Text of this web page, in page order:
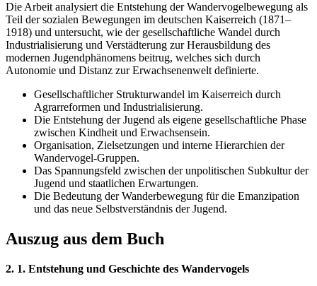
Die Arbeit analysiert die Entstehung der Wandervogelbewegung als
Teil der sozialen Bewegungen im deutschen Kaiserreich (1871–
1918) und untersucht, wie der gesellschaftliche Wandel durch
Industrialisierung und Verstädterung zur Herausbildung des
modernen Jugendphänomens beitrug, welches sich durch
Autonomie und Distanz zur Erwachsenenwelt definierte.
Gesellschaftlicher Strukturwandel im Kaiserreich durch
Agrarreformen und Industrialisierung.
Die Entstehung der Jugend als eigene gesellschaftliche Phase
zwischen Kindheit und Erwachsensein.
Organisation, Zielsetzungen und interne Hierarchien der
Wandervogel-Gruppen.
Das Spannungsfeld zwischen der unpolitischen Subkultur der
Jugend und staatlichen Erwartungen.
Die Bedeutung der Wanderbewegung für die Emanzipation
und das neue Selbstverständnis der Jugend.
Auszug aus dem Buch
2. 1. Entstehung und Geschichte des Wandervogels